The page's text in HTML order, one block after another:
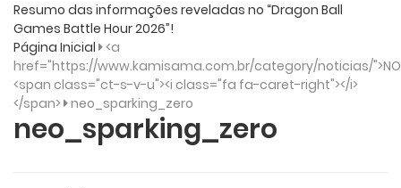
Resumo das informações reveladas no “Dragon Ball
Games Battle Hour 2026”!
Página Inicial <a
href="https://www.kamisama.com.br/category/noticias/
<span class="ct-s-v-u"><i class="fa fa-caret-right"></i>
</span> neo_sparking_zero
neo_sparking_zero